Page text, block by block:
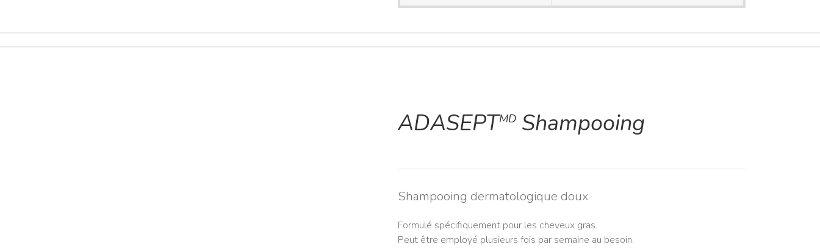
ADASEPTMD Shampooing
Shampooing dermatologique doux
Formulé spécifiquement pour les cheveux gras.
Peut être employé plusieurs fois par semaine au besoin.